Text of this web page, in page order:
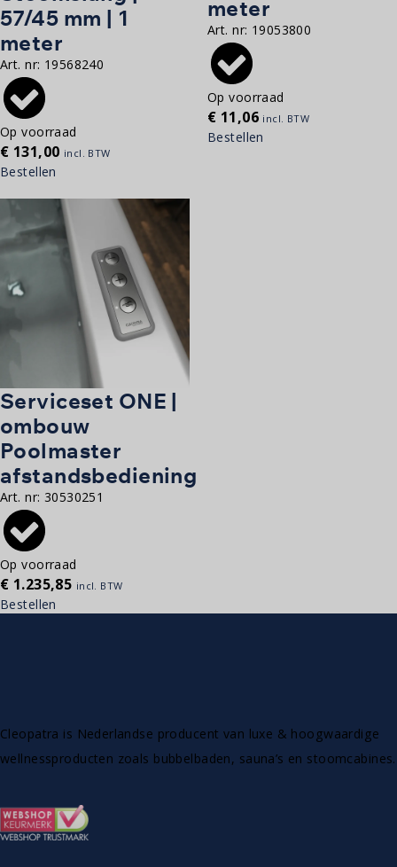
57/45 mm | 1
meter
Art. nr: 19568240
Op voorraad
€ 131,00 incl. BTW
Bestellen
meter
Art. nr: 19053800
Op voorraad
€ 11,06 incl. BTW
Bestellen
Serviceset ONE |
ombouw
Poolmaster
afstandsbediening
Art. nr: 30530251
Op voorraad
€ 1.235,85 incl. BTW
Bestellen
Cleopatra is Nederlandse producent van luxe & hoogwaardige
wellnessproducten zoals bubbelbaden, sauna’s en stoomcabines.